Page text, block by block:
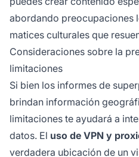
abordando preocupaciones
matices culturales que
Consideraciones sobre la
limitaciones
Si bien los informes de
brindan información
limitaciones te ayudará a
datos. El uso de VPN y
verdadera ubicación de un